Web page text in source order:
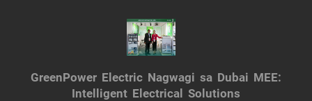
GreenPower Electric Nagwagi sa Dubai MEE:
Intelligent Electrical Solutions